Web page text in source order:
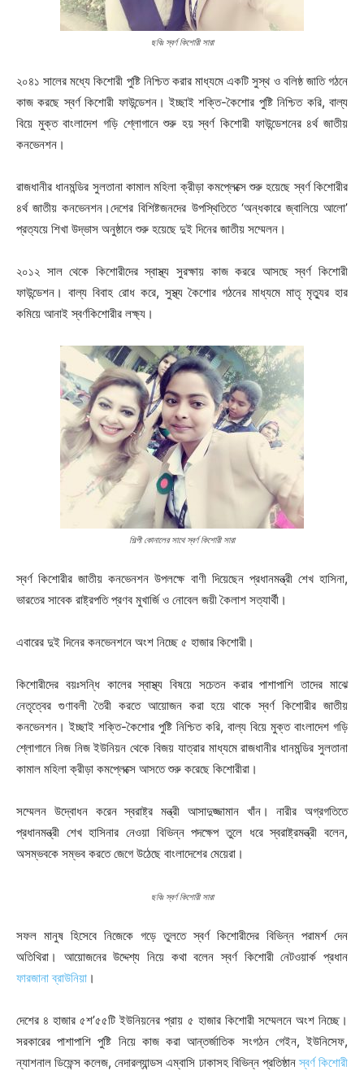
ছবিঃ স্বর্ণ কিশোরী সারা
২০৪১ সালের মধ্যে কিশোরী পুষ্টি নিশ্চিত করার মাধ্যমে একটি সুস্থ ও বলিষ্ঠ জাতি গঠনে
কাজ করছে স্বর্ণ কিশোরী ফাউন্ডেশন। ইচ্ছাই শক্তি-কৈশোর পুষ্টি নিশ্চিত করি, বাল্য
বিয়ে মুক্ত বাংলাদেশ গড়ি শ্লোগানে শুরু হয় স্বর্ণ কিশোরী ফাউন্ডেশনের ৪র্থ জাতীয়
কনভেনশন।
রাজধানীর ধানমন্ডির সুলতানা কামাল মহিলা ক্রীড়া কমপ্লেক্সে শুরু হয়েছে স্বর্ণ কিশোরীর
৪র্থ জাতীয় কনভেনশন।দেশের বিশিষ্টজনদের উপস্থিতিতে ‘অন্ধকারে জ্বালিয়ে আলো’
প্রত্যয়ে শিখা উদ্ভাস অনুষ্ঠানে শুরু হয়েছে দুই দিনের জাতীয় সম্মেলন।
২০১২ সাল থেকে কিশোরীদের স্বাস্থ্য সুরক্ষায় কাজ কররে আসছে স্বর্ণ কিশোরী
ফাউন্ডেশন। বাল্য বিবাহ রোধ করে, সুস্থ্য কৈশোর গঠনের মাধ্যমে মাতৃ মৃত্যুর হার
কমিয়ে আনাই স্বর্ণকিশোরীর লক্ষ্য।
শিল্পী কোনালের সাথে স্বর্ণ কিশোরী সারা
স্বর্ণ কিশোরীর জাতীয় কনভেনশন উপলক্ষে বাণী দিয়েছেন প্রধানমন্ত্রী শেখ হাসিনা,
ভারতের সাবেক রাষ্ট্রপতি প্রণব মুখার্জি ও নোবেল জয়ী কৈলাশ সত্যার্থী।
এবারের দুই দিনের কনভেনশনে অংশ নিচ্ছে ৫ হাজার কিশোরী।
কিশোরীদের বয়ঃসন্ধি কালের স্বাস্থ্য বিষয়ে সচেতন করার পাশাপাশি তাদের মাঝে
নেতৃত্বের গুণাবলী তৈরী করতে আয়োজন করা হয়ে থাকে স্বর্ণ কিশোরীর জাতীয়
কনভেনশন। ইচ্ছাই শক্তি-কৈশোর পুষ্টি নিশ্চিত করি, বাল্য বিয়ে মুক্ত বাংলাদেশ গড়ি
শ্লোগানে নিজ নিজ ইউনিয়ন থেকে বিজয় যাত্রার মাধ্যমে রাজধানীর ধানমন্ডির সুলতানা
কামাল মহিলা ক্রীড়া কমপ্লেক্সে আসতে শুরু করেছে কিশোরীরা।
সম্মেলন উদ্বোধন করেন স্বরাষ্ট্র মন্ত্রী আসাদুজ্জামান খাঁন। নারীর অগ্রগতিতে
প্রধানমন্ত্রী শেখ হাসিনার নেওয়া বিভিন্ন পদক্ষেপ তুলে ধরে স্বরাষ্ট্রমন্ত্রী বলেন,
অসম্ভবকে সম্ভব করতে জেগে উঠেছে বাংলাদেশের মেয়েরা।
ছবিঃ স্বর্ণ কিশোরী সারা
সফল মানুষ হিসেবে নিজেকে গড়ে তুলতে স্বর্ণ কিশোরীদের বিভিন্ন পরামর্শ দেন
অতিথিরা। আয়োজনের উদ্দেশ্য নিয়ে কথা বলেন স্বর্ণ কিশোরী নেটওয়ার্ক প্রধান
ফারজানা ব্রাউনিয়া ।
দেশের ৪ হাজার ৫শ’৫৫টি ইউনিয়নের প্রায় ৫ হাজার কিশোরী সম্মেলনে অংশ নিচ্ছে।
সরকারের পাশাপাশি পুষ্টি নিয়ে কাজ করা আন্তর্জাতিক সংগঠন গেইন, ইউনিসেফ,
ন্যাশনাল ডিফেন্স কলেজ, নেদারল্যান্ডস এম্বাসি ঢাকাসহ বিভিন্ন প্রতিষ্ঠান স্বর্ণ কিশোরী